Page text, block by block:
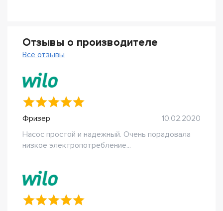
Отзывы о производителе
Все отзывы
Фризер
10.02.2020
Насос простой и надежный. Очень порадовала
низкое электропотребление...